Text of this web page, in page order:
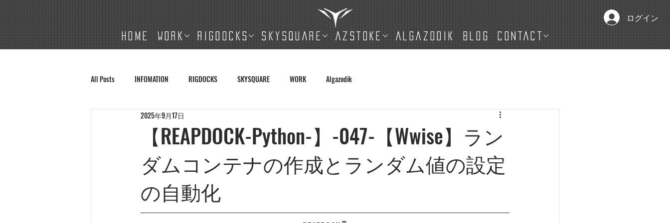
ログイン
HOME WORK RIGDOCKS SKYSQUARE AZSTOKE ALGAZODIK Blog CONTACT
All Posts INFOMATION RIGDOCKS SKYSQUARE WORK Algazodik
【REAPDOCK-Python-】-047-【Wwise】ラン
ダムコンテナの作成とランダム値の設定
の自動化
2025年9月17日